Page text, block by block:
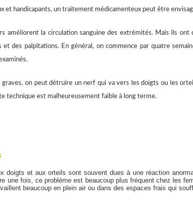
et handicapants, un traitement médicamenteux peut être
améliorent la circulation sanguine des extrémités. Mais ils
des palpitations. En général, on commence par quatre
graves, on peut détruire un nerf qui va vers les doigts ou les
technique est malheureusement faible à long terme.
doigts et aux orteils sont souvent dues à une réaction
une fois, ce problème est beaucoup plus fréquent chez les
beaucoup en plein air ou dans des espaces frais qui